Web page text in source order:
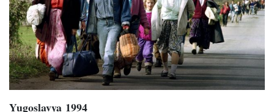
Yugoslavya 1994